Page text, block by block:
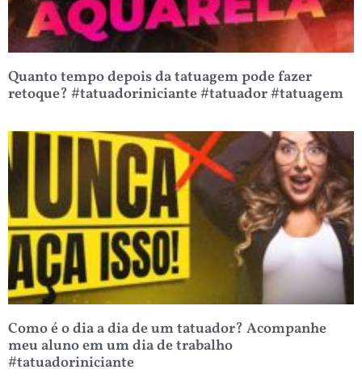
Quanto tempo depois da tatuagem pode fazer
retoque? #tatuadoriniciante #tatuador #tatuagem
Como é o dia a dia de um tatuador? Acompanhe
meu aluno em um dia de trabalho
#tatuadoriniciante